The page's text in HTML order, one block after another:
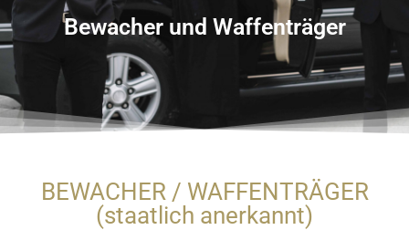
Bewacher und Waffenträger
BEWACHER / WAFFENTRÄGER
(staatlich anerkannt)